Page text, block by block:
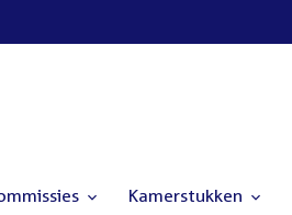
Kamerstukken